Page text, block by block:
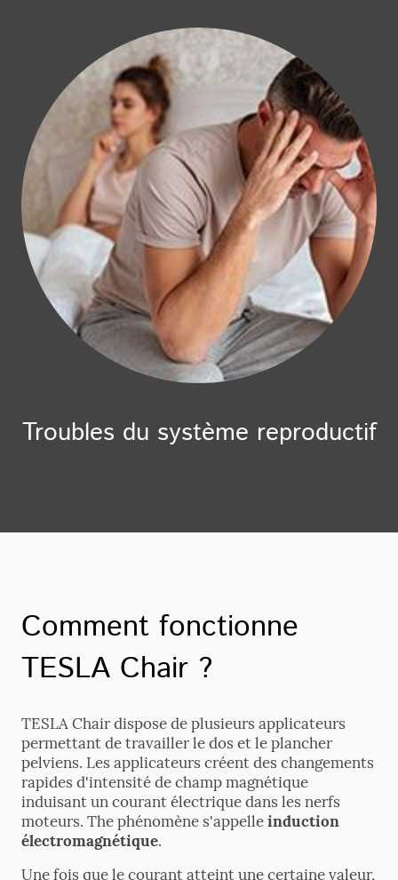
Troubles du système reproductif
Comment fonctionne
TESLA Chair ?
TESLA Chair dispose de plusieurs applicateurs
permettant de travailler le dos et le plancher
pelviens. Les applicateurs créent des changements
rapides d'intensité de champ magnétique
induisant un courant électrique dans les nerfs
moteurs. The phénomène s'appelleinduction
électromagnétique.
Une fois que le courant atteint une certaine valeur,